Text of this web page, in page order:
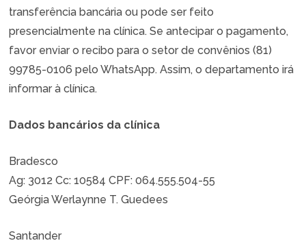
transferência bancária ou pode ser feito
presencialmente na clínica. Se antecipar o pagamento,
favor enviar o recibo para o setor de convênios (81)
99785-0106 pelo WhatsApp. Assim, o departamento irá
informar à clínica.
Dados bancários da clínica
Bradesco
Ag: 3012 Cc: 10584 CPF: 064.555.504-55
Geórgia Werlaynne T. Guedees
Santander